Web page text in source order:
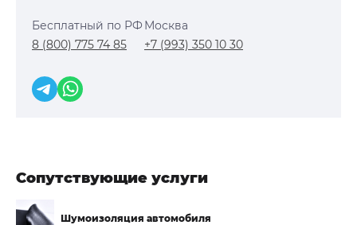
Бесплатный по РФ
8 (800) 775 74 85
Москва
+7 (993) 350 10 30
Сопутствующие услуги
Шумоизоляция автомобиля